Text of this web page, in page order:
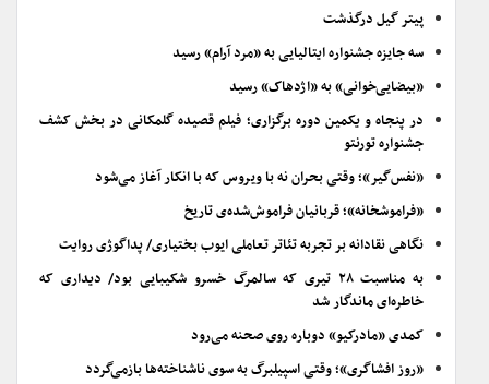
پیتر گیل درگذشت
سه جایزه جشنواره ایتالیایی به «مرد آرام» رسید
«بیضایی‌خوانی» به «اژدهاک» رسید
در پنجاه و یکمین دوره برگزاری؛ فیلم قصیده گلمکانی در بخش کشف
جشنواره تورنتو
«نفس‌گیر»؛ وقتی بحران نه با ویروس که با انکار آغاز می‌شود
«فراموشخانه»؛ قربانیان فراموش‌شده‌ی تاریخ
نگاهی نقادانه بر تجربه تئاتر تعاملی ایوب بختیاری/ پداگوژی روایت
به مناسبت ۲۸ تیری که سالمرگ خسرو شکیبایی بود/ دیداری که
خاطره‌ای ماندگار شد
کمدی «مادرکیو» دوباره روی صحنه می‌رود
«روز افشاگری»؛ وقتی اسپیلبرگ به سوی ناشناخته‌ها بازمی‌گردد